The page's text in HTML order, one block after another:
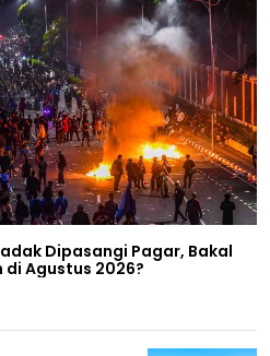
Dipasangi Pagar, Bakal
Agustus 2026?